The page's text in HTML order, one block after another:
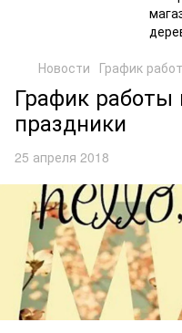
Новости График
График работы
праздники
25 апреля 2018